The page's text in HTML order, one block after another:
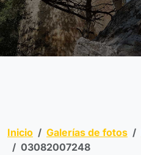
Inicio Galerías de fotos
03082007248